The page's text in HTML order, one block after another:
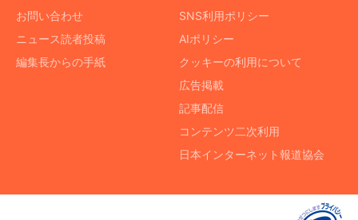
お問い合わせ
ニュース読者投稿
編集長からの手紙
SNS利用ポリシー
AIポリシー
クッキーの利用について
広告掲載
記事配信
コンテンツ二次利用
日本インターネット報道協会